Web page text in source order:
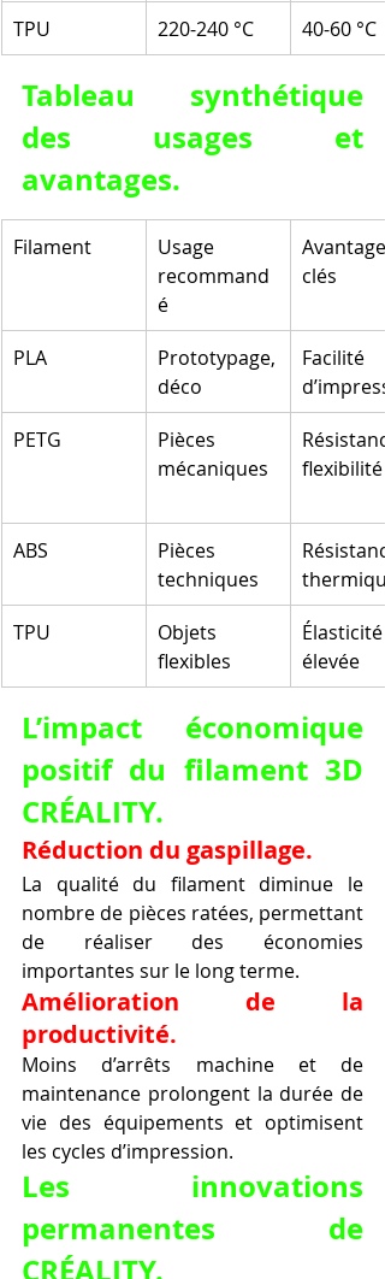
TPU
220-240 °C 40-60 °C
Tableau synthétique
des usages et
avantages.
Filament
Usage
recommand
é
Avantages
clés
PLA
Prototypage,
déco
Facilité
PETG
Pièces
mécaniques
flexibilité
ABS
Pièces
techniques
Résistance
thermique
TPU
Objets
flexibles
Élasticité
élevée
L’impact économique
positif du filament 3D
CRÉALITY.
Réduction du gaspillage.
La qualité du filament diminue le
nombre de pièces ratées, permettant
de réaliser des économies
importantes sur le long terme.
Amélioration de la
productivité.
Moins d’arrêts machine et de
maintenance prolongent la durée de
vie des équipements et optimisent
les cycles d’impression.
Les innovations
permanentes de
CRÉALITY.